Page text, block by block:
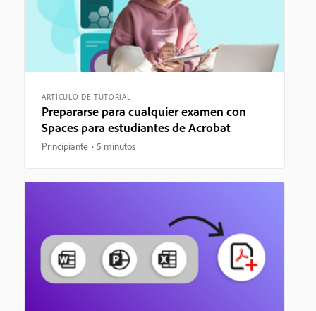
ARTÍCULO DE TUTORIAL
Prepararse para cualquier examen con
Spaces para estudiantes de Acrobat
Principiante 5 minutos